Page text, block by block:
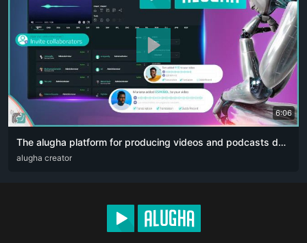
6:06
The alugha platform for producing videos and podcasts designed for content creators. The artificial intelligence revolution 👏🏻
ARA DEU ENG
alugha creator